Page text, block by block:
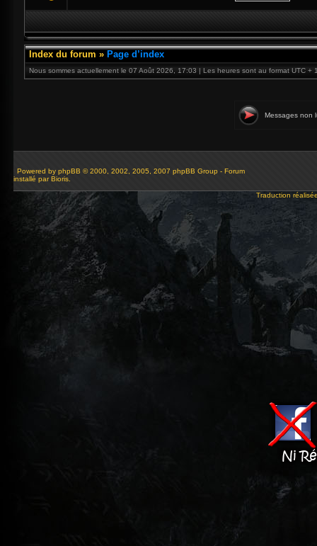
Index du forum » Page d’index
Nous sommes actuellement le 07 Août 2026, 17:03 | Les heures sont au format UTC +
Messages non
Powered by phpBB © 2000, 2002, 2005, 2007 phpBB Group - Forum
installé par Bioris.
Traduction